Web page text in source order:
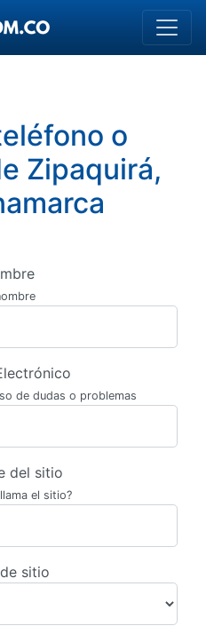
o
Zipaquirá,
de dudas o problemas
del sitio
el sitio?
sitio